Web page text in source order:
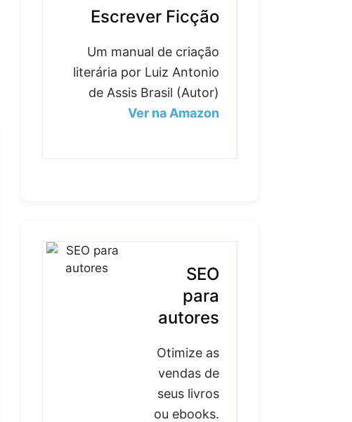
Escrever Ficção
Um manual de criação
literária por Luiz Antonio
de Assis Brasil (Autor)
Ver na Amazon
SEO
para
autores
Otimize as
vendas de
seus livros
ou ebooks.